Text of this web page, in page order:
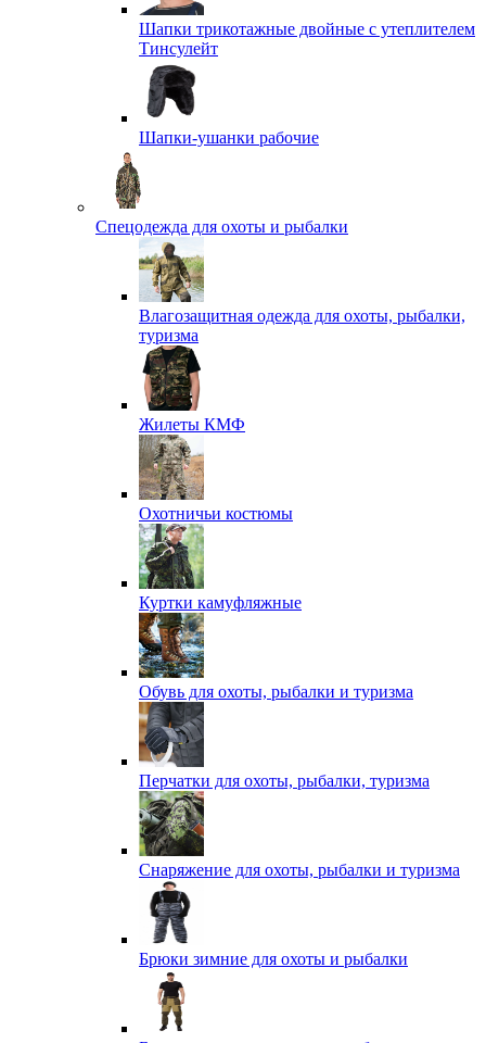
Шапки трикотажные двойные с утеплителем
Тинсулейт
Шапки-ушанки рабочие
Спецодежда для охоты и рыбалки
Влагозащитная одежда для охоты, рыбалки,
туризма
Жилеты КМФ
Охотничьи костюмы
Куртки камуфляжные
Обувь для охоты, рыбалки и туризма
Перчатки для охоты, рыбалки, туризма
Снаряжение для охоты, рыбалки и туризма
Брюки зимние для охоты и рыбалки